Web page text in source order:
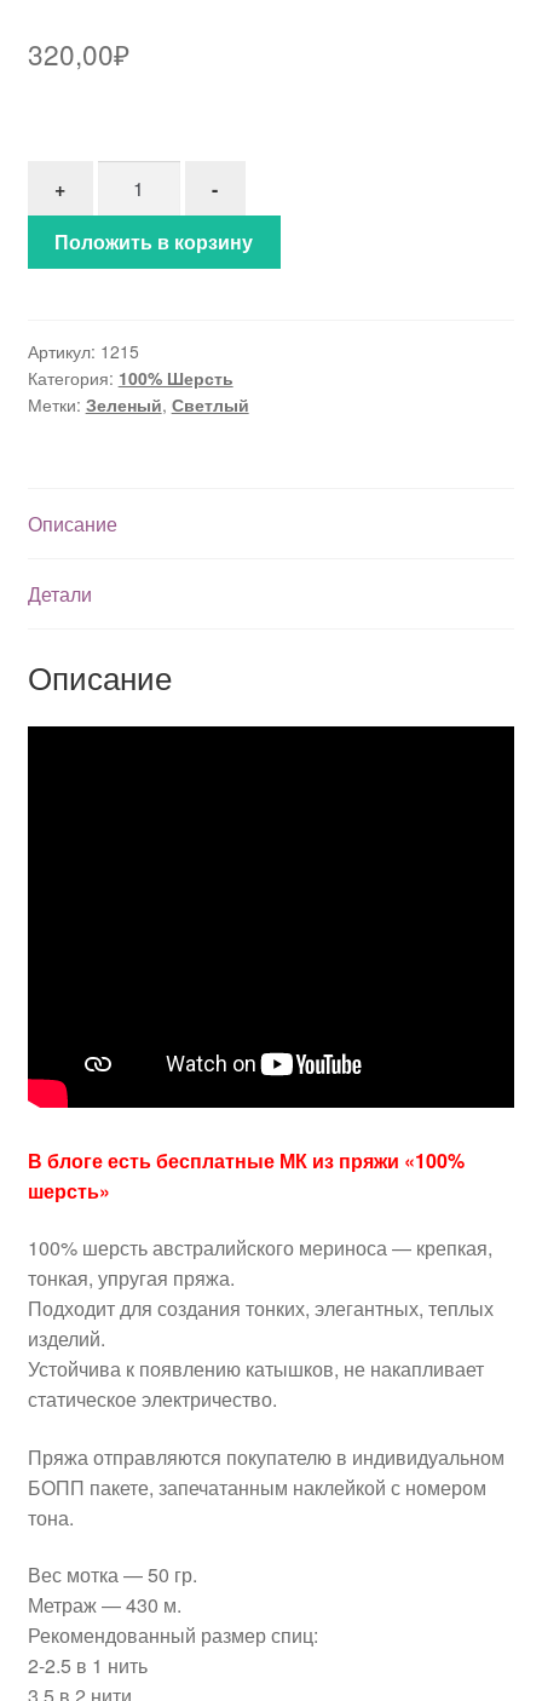
320,00₽
+
-
Положить в корзину
Артикул: 1215
Категория: 100% Шерсть
Метки: Зеленый, Светлый
Описание
Детали
Описание
В блоге есть бесплатные МК из пряжи «100%
шерсть»
100% шерсть австралийского мериноса — крепкая,
тонкая, упругая пряжа.
Подходит для создания тонких, элегантных, теплых
изделий.
Устойчива к появлению катышков, не накапливает
статическое электричество.
Пряжа отправляются покупателю в индивидуальном
БОПП пакете, запечатанным наклейкой с номером
тона.
Вес мотка — 50 гр.
Метраж — 430 м.
Рекомендованный размер спиц:
2-2.5 в 1 нить